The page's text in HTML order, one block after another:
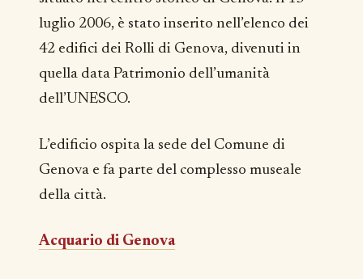
luglio 2006, è stato inserito nell’elenco dei
42 edifici dei Rolli di Genova, divenuti in
quella data Patrimonio dell’umanità
dell’UNESCO.
L’edificio ospita la sede del Comune di
Genova e fa parte del complesso museale
della città.
Acquario di Genova